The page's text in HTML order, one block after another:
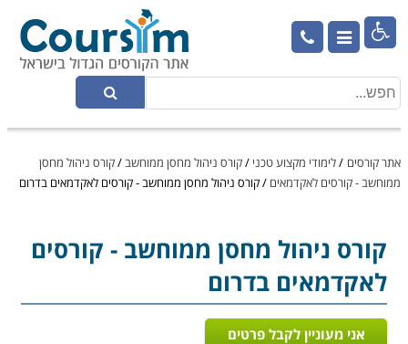

אתר קורסים /לימודי מקצוע טכני /קורס ניהול מחסן ממוחשב/קורס ניהול מחסן
ממוחשב - קורסים לאקדמאים /קורס ניהול מחסן ממוחשב - קורסים לאקדמאים בדרום
קורס ניהול מחסן ממוחשב - קורסים
לאקדמאים בדרום
אני מעוניין לקבל פרטים